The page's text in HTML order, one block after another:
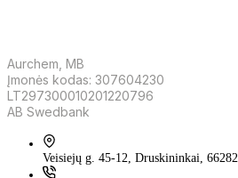
Aurchem, MB
Įmonės kodas: 307604230
LT297300010201220796
AB Swedbank
Veisiejų g. 45-12, Druskininkai, 66282